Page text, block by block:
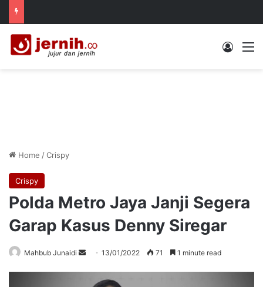
Log In
Home /Crispy
Crispy
Polda Metro Jaya Janji Segera
Garap Kasus Denny Siregar
Mahbub Junaidi
Send
email
13/01/2022 71 1 minute read